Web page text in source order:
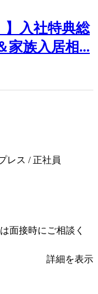
】入社特典総
家族入居相...
レス / 正社員
面接時にご相談く
詳細を表示